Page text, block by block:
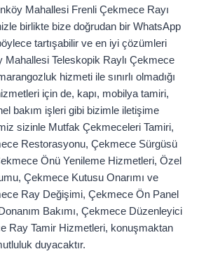
Mahallesi Frenli Çekmece Rayı
birlikte bize doğrudan bir WhatsApp
tartışabilir ve en iyi çözümleri
Mahallesi Teleskopik Raylı Çekmece
hizmeti ile sınırlı olmadığı
için de, kapı, mobilya tamiri,
bakım işleri gibi bizimle iletişime
sizinle Mutfak Çekmeceleri Tamiri,
Restorasyonu, Çekmece Sürgüsü
Önü Yenileme Hizmetleri, Özel
Çekmece Kutusu Onarımı ve
Ray Değişimi, Çekmece Ön Panel
Bakımı, Çekmece Düzenleyici
Ray Tamir Hizmetleri, konuşmaktan
duyacaktır.